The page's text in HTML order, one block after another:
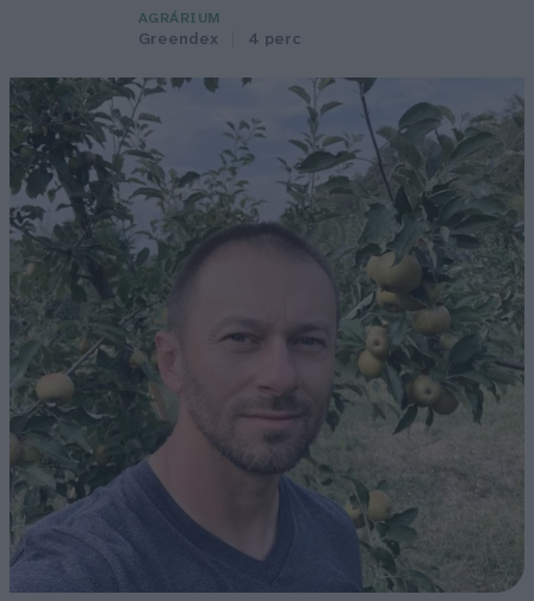
AGRÁRIUM
Greendex 4 perc